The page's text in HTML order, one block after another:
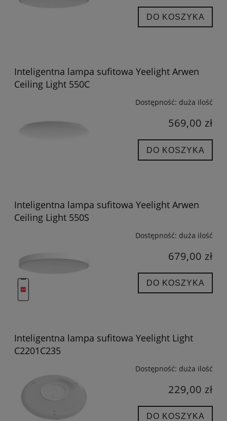
DO KOSZYKA
Inteligentna lampa sufitowa Yeelight Arwen
Ceiling Light 550C
Dostępność: duża ilość
569,00 zł
DO KOSZYKA
Inteligentna lampa sufitowa Yeelight Arwen
Ceiling Light 550S
Dostępność: duża ilość
679,00 zł
DO KOSZYKA
Inteligentna lampa sufitowa Yeelight Light
C2201C235
Dostępność: duża ilość
229,00 zł
DO KOSZYKA